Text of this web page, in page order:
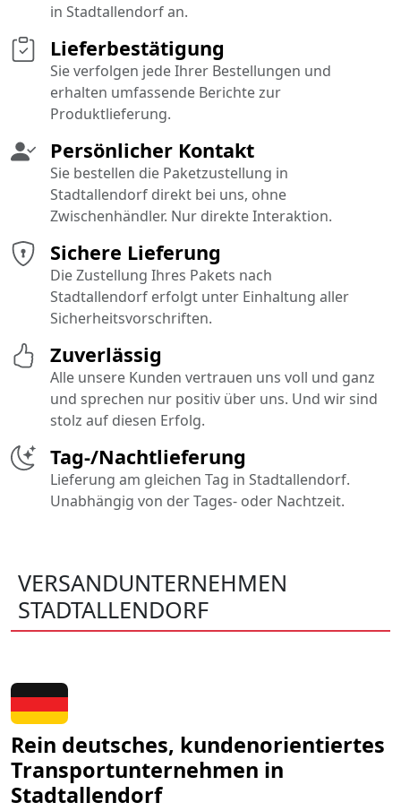
in Stadtallendorf an.
Sichere Lieferung
Die Zustellung Ihres Pakets nach
Stadtallendorf erfolgt unter Einhaltung aller
Sicherheitsvorschriften.
Tag-/Nachtlieferung
Lieferung am gleichen Tag in Stadtallendorf.
Unabhängig von der Tages- oder Nachtzeit.
Persönlicher Kontakt
Sie bestellen die Paketzustellung in
Stadtallendorf direkt bei uns, ohne
Zwischenhändler. Nur direkte Interaktion.
Lieferbestätigung
Sie verfolgen jede Ihrer Bestellungen und
erhalten umfassende Berichte zur
Produktlieferung.
Zuverlässig
Alle unsere Kunden vertrauen uns voll und ganz
und sprechen nur positiv über uns. Und wir sind
stolz auf diesen Erfolg.
VERSANDUNTERNEHMEN
STADTALLENDORF
Rein deutsches, kundenorientiertes
Transportunternehmen in
Stadtallendorf